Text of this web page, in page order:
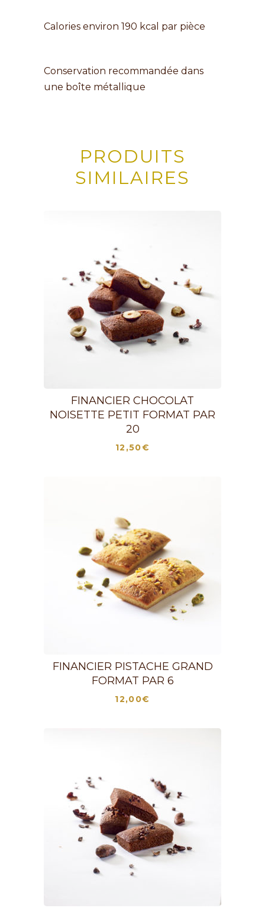
Calories environ 190 kcal par pièce
Conservation recommandée dans
une boîte métallique
PRODUITS
SIMILAIRES
FINANCIER CHOCOLAT
NOISETTE PETIT FORMAT PAR
20
12,50€
FINANCIER PISTACHE GRAND
FORMAT PAR 6
12,00€